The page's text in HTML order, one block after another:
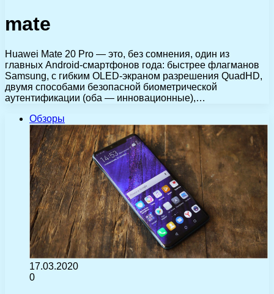
mate
Huawei Mate 20 Pro — это, без сомнения, один из
главных Android-смартфонов года: быстрее флагманов
Samsung, с гибким OLED-экраном разрешения QuadHD,
двумя способами безопасной биометрической
аутентификации (оба — инновационные),…
Обзоры
17.03.2020
0